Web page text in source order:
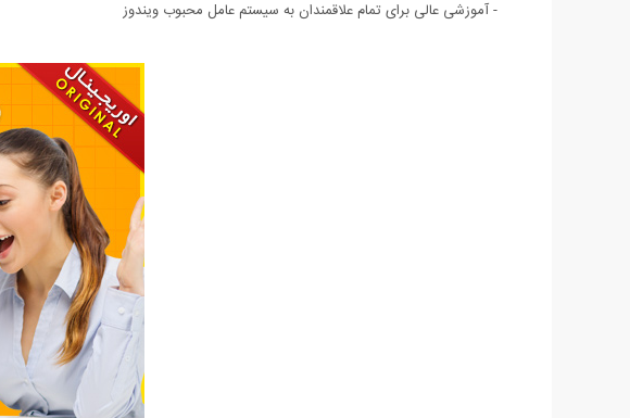
- آموزشی عالی برای تمام علاقمندان به سیستم عامل محبوب ویندوز